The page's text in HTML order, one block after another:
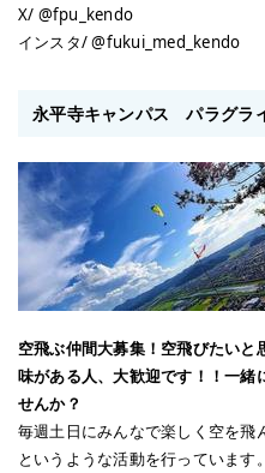
X/ @fpu_kendo
インスタ/ @fukui_med_kendo
永平寺キャンパス パラグラ
空飛ぶ仲間大募集！空飛びたい
味がある人、大歓迎です！！一緒
せんか？
毎週土日にみんなで楽しく空を飛
というような活動を行っていま